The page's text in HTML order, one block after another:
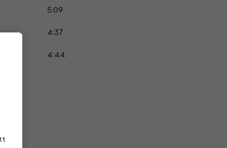
5:09
4:37
4:44